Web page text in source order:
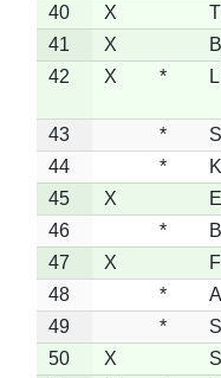
40
X
41
X
42
X *
43 *
44
*
45
X
46
*
47
X
48
*
49
*
50
X